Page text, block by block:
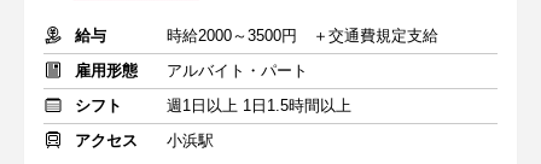
給与
時給2000～3500円 ＋交通費規定支給
雇用形態
アルバイト・パート
シフト
週1日以上 1日1.5時間以上
アクセス
小浜駅